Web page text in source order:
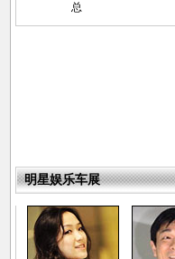
总
明星娱乐车展